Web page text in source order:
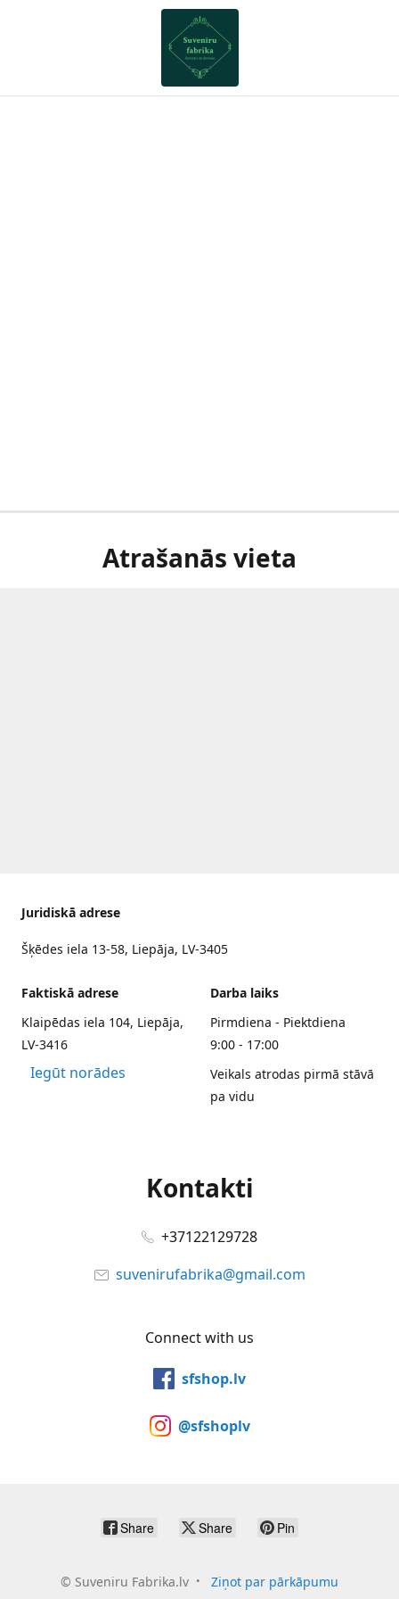
Atrašanās vieta
Juridiskā adrese
Šķēdes iela 13-58, Liepāja, LV-3405
Faktiskā adrese
Klaipēdas iela 104, Liepāja,
LV-3416
Iegūt norādes
Darba laiks
Pirmdiena - Piektdiena
9:00 - 17:00
Veikals atrodas pirmā stāvā
pa vidu
Kontakti
+37122129728
suvenirufabrika@gmail.com
Connect with us
sfshop.lv
@sfshoplv
Share Share Pin
© Suveniru Fabrika.lv Ziņot par pārkāpumu